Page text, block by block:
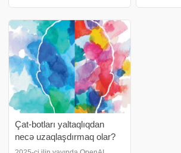
qida mənbəyidir. Cənub-Şərqi
Asiyanın terraslı düyü
sahələrindən Çi
Çat-botları yaltaqlıqdan
necə uzaqlaşdırmaq olar?